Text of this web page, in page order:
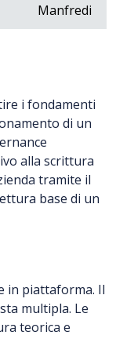
Manfredi
i fondamenti
di un
alla scrittura
tramite il
base di un
in piattaforma. Il
multipla. Le
teorica e